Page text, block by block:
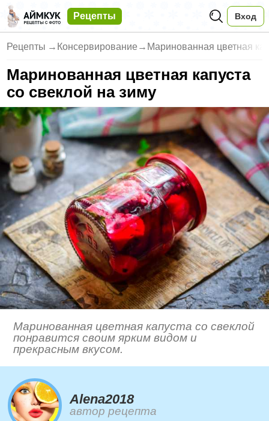
Рецепты Вход
Рецепты → Консервирование → Маринованная цветная
Маринованная цветная капуста
со свеклой на зиму
Маринованная цветная капуста со свеклой
понравится своим ярким видом и
прекрасным вкусом.
Alena2018
автор рецепта